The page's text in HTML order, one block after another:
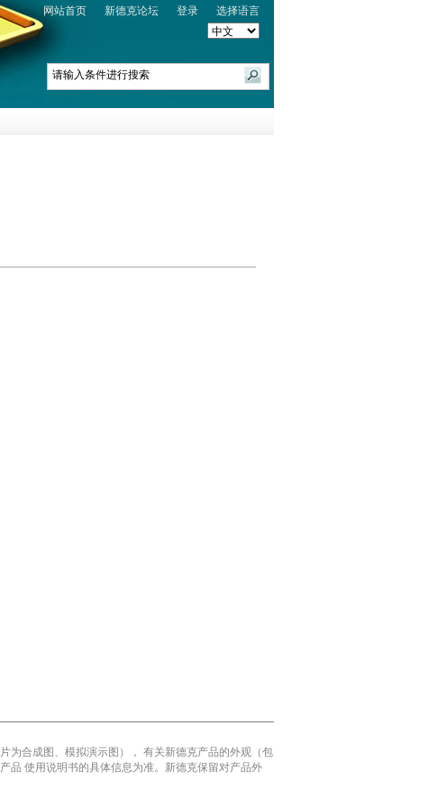
选择语言
登录
新德克论坛
网站首页
为合成图、模拟演示图）， 有关新德克产品的外观（包
品 使用说明书的具体信息为准。新德克保留对产品外